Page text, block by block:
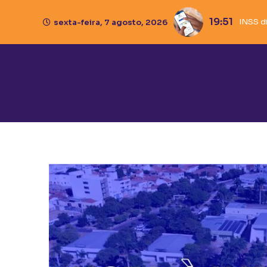
sexta-feira, 7 agosto, 2026 19:51 INSS
Caixa